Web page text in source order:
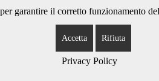
garantire il corretto funzionamento
Accetta Rifiuta
Privacy Policy